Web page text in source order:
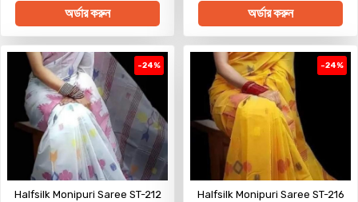
অর্ডার করুন অর্ডার করুন
-24%
Halfsilk Monipuri Saree ST-212
-24%
Halfsilk Monipuri Saree ST-216